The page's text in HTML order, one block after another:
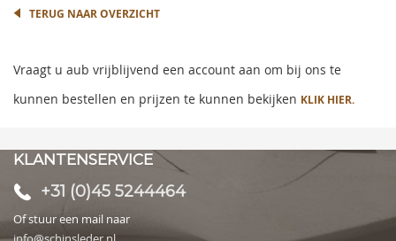
TERUG NAAR OVERZICHT
Vraagt u aub vrijblijvend een account aan om bij ons te
kunnen bestellen en prijzen te kunnen bekijken KLIK HIER.
KLANTENSERVICE
+31 (0)45 5244464
Of stuur een mail naar